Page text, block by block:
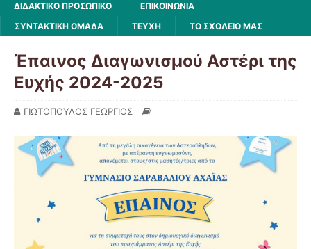
ΔΙΔΑΚΤΙΚΟ ΠΡΟΣΩΠΙΚΟ
ΕΠΙΚΟΙΝΩΝΙΑ
ΣΥΝΤΑΚΤΙΚΗ ΟΜΑΔΑ
ΤΕΥΧΗ ΤΟ ΣΧΟΛΕΙΟ ΜΑΣ
Έπαινος Διαγωνισμού Αστέρι της
Ευχής 2024-2025
ΓΙΩΤΟΠΟΥΛΟΣ ΓΕΩΡΓΙΟΣ